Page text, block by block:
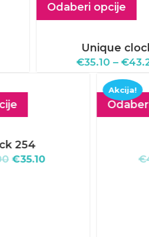
Odaberi opcije
Unique clock
€43.20
Odaberi opcije
€48.00